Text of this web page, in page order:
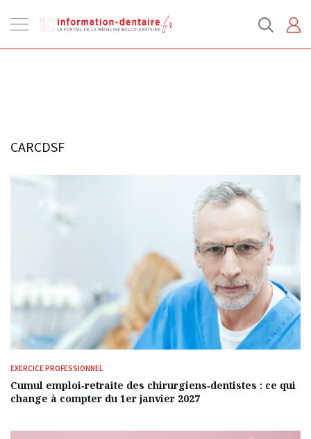
la
CARCDSF
EXERCICE PROFESSIONNEL
Cumul emploi‑retraite des chirurgiens‑dentistes : ce qui
change à compter du 1er janvier 2027